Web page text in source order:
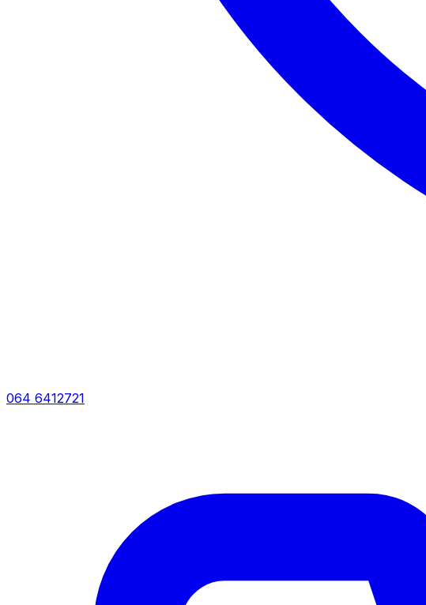
064 6412721